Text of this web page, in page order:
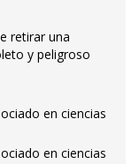
retirar una
y peligroso
en ciencias
en ciencias